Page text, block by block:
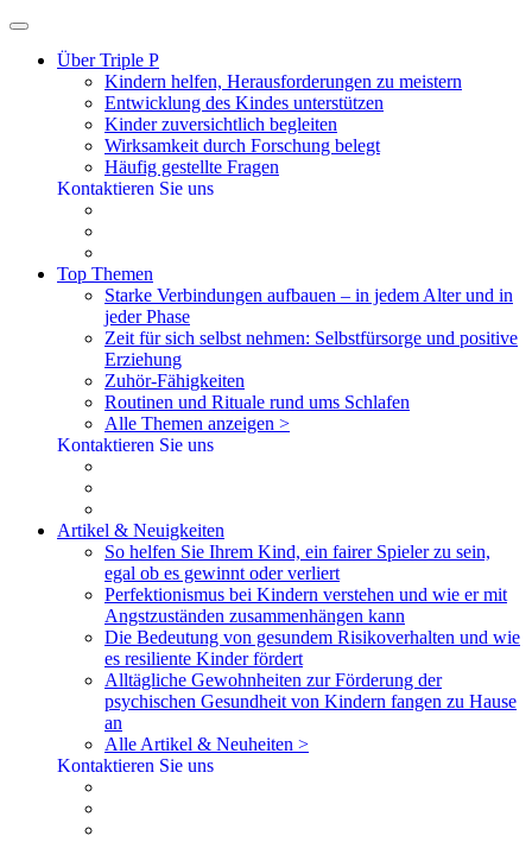
Über Triple P
Kindern helfen, Herausforderungen zu meistern
Entwicklung des Kindes unterstützen
Kinder zuversichtlich begleiten
Wirksamkeit durch Forschung belegt
Häufig gestellte Fragen
Kontaktieren Sie uns
Top Themen
Starke Verbindungen aufbauen – in jedem Alter und in
jeder Phase
Zeit für sich selbst nehmen: Selbstfürsorge und positive
Erziehung
Zuhör-Fähigkeiten
Routinen und Rituale rund ums Schlafen
Alle Themen anzeigen >
Kontaktieren Sie uns
Artikel & Neuigkeiten
So helfen Sie Ihrem Kind, ein fairer Spieler zu sein,
egal ob es gewinnt oder verliert
Perfektionismus bei Kindern verstehen und wie er mit
Angstzuständen zusammenhängen kann
Die Bedeutung von gesundem Risikoverhalten und wie
es resiliente Kinder fördert
Alltägliche Gewohnheiten zur Förderung der
psychischen Gesundheit von Kindern fangen zu Hause
an
Alle Artikel & Neuheiten >
Kontaktieren Sie uns